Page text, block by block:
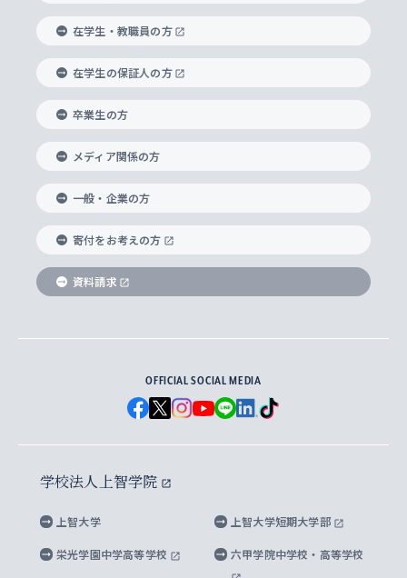
経済学部
外国語学部
総合グローバル学部
国際教養学部
理工学部
Futures） – 持続可能な未来を考える６学科連携
身体知
思考と表現
データサイエンス
グローバル教育センター
上智大学で学ぶ
海外で学ぶ
学びのサポート
大学院
神学研究科
実践宗教学研究科
総合人間科学研究科
経済学研究科
グローバル・スタディーズ研究科
助産学専攻科
生涯学習
国際言語情報研究所
グローバル・コンサーン研究所
比較文化研究所
ヨーロッパ研究所
アジア文化研究所
アメリカ・カナダ研究所
メディア・ジャーナリズム研究所
水稀少社会研究センター
先進機械・構造材料イノベーションセンター
研究支援制度
重点領域研究・自由課題研究
研究活動に関する法令・研究費の使用について
ボランティア活動
学生の相談窓口
心身の健康相談
ハラスメント防止の取り組み
障がいのある学生への支援
キャリア形成サポート
キャリア形成支援プログラム
就職（内定先）・進路統計
企業の採用ご担当者様へのご案内
住まいのサポート
科目等履修生
研究生・外国人特別研究生・国費留学生
交換留学生(海外大学から上智大学で学ぶ)
ノンディグリー生
Sophia Short-term Program受講生
学費・奨学金
学部入学前に出願する奨学金
国による高等教育の修学支援新制度
大学院生対象の奨学金
海外留学する際の費用と奨学金
学長・副学長紹介
上智大学の精神
上智大学の理念
上智大学の沿革
ソフィア・アーカイブズ
上智大学とカトリック
グローバルエンゲージメント
上智大学を訪れた世界の知性
国連Weeks・アフリカWeeks
ダイバーシティ＆サステナビリティへの取り組み
上智大学公式ソーシャルメディア
学校法人上智学院について
数字で見る上智大学
上智大学のネットワーク
父母・保証人とのネットワーク
学外とのネットワーク
上智大学の出版物
上智大学大学案内・大学院案内
英文広報誌 SOPHIA magazine
上智大学のビジュアル・アイデンティティ
上智大学ビジュアル・アイデンティティ
上智大学校歌 ・上智大学学生歌
上智大学への取材・キャンパスでの撮影について
上智大学の公開情報
上智大学の教育研究活動等の情報公表
キャンパス案内
在学生・教職員の方
在学生の保証人の方
卒業生の方
メディア関係の方
一般・企業の方
寄付をお考えの方
資料請求
OFFICIAL SOCIAL MEDIA
学校法人上智学院
上智大学 上智大学短期大学部
栄光学園中学高等学校 六甲学院中学校・高等学校